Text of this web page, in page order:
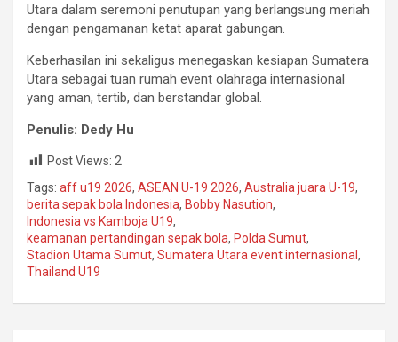
Utara dalam seremoni penutupan yang berlangsung meriah
dengan pengamanan ketat aparat gabungan.
Keberhasilan ini sekaligus menegaskan kesiapan Sumatera
Utara sebagai tuan rumah event olahraga internasional
yang aman, tertib, dan berstandar global.
Penulis: Dedy Hu
Post Views: 2
Tags: aff u19 2026, ASEAN U-19 2026, Australia juara U-19,
berita sepak bola Indonesia, Bobby Nasution,
Indonesia vs Kamboja U19,
keamanan pertandingan sepak bola, Polda Sumut,
Stadion Utama Sumut, Sumatera Utara event internasional ,
Thailand U19